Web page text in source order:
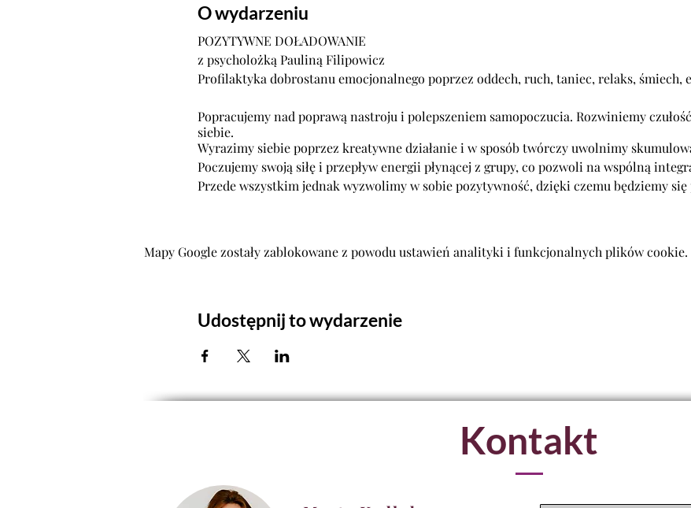
O wydarzeniu
POZYTYWNE DOŁADOWANIE
z psycholożką Pauliną Filipowicz
Profilaktyka dobrostanu emocjonalnego poprzez oddech, ruch, taniec, relaks, śmiech,
Popracujemy nad poprawą nastroju i polepszeniem samopoczucia. Rozwiniemy
siebie.
Wyrazimy siebie poprzez kreatywne działanie i w sposób twórczy uwolnimy
Poczujemy swoją siłę i przepływ energii płynącej z grupy, co pozwoli na wspólną
Przede wszystkim jednak wyzwolimy w sobie pozytywność, dzięki czemu będziemy
Trening Ekspresji
Techniki Relaksacyjne
Praca z emocjami
Elementy arteterapii
 Poprawa samopoczucia i podniesienie energii życiowej
 Uzyskanie emocjonalnej równowagi i dobrostanu psychicznego
 Rozwój umiejętności twórczego myślenia i kreatywnego działania
 Lepsza komunikacja i wzmocnienie relacji społecznych
Mapy Google zostały zablokowane z powodu ustawień analityki i funkcjonalnych plików cookie.
Udostępnij to wydarzenie
Kontakt